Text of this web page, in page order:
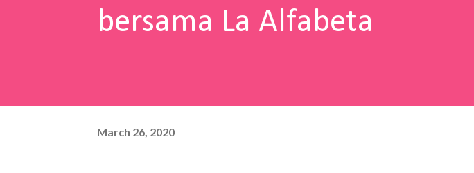
bersama La Alfabeta
March 26, 2020